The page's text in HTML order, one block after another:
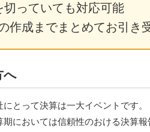
っていても対応可能
作成までまとめてお引き
へ
にとって決算は一大イベントです。
期においては信頼性のおける決算